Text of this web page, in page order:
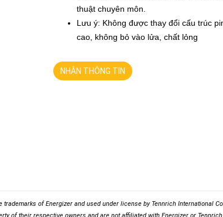
thuật chuyên môn.
Lưu ý: Không được thay đổi cấu trúc
cao, không bỏ vào lửa, chất lỏng
NHẬN THÔNG TIN
of Energizer and used under license by Tennrich International